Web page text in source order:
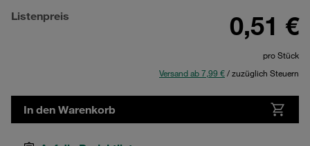
Listenpreis 0,51 €
pro Stück
Versand ab 7,99 €/ zuzüglich Steuern
In den Warenkorb